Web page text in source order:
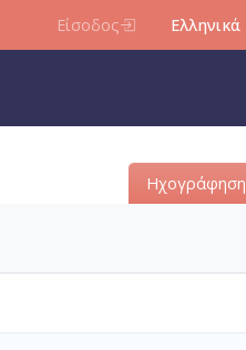
Είσοδος Ελληνικά
Ηχογράφηση